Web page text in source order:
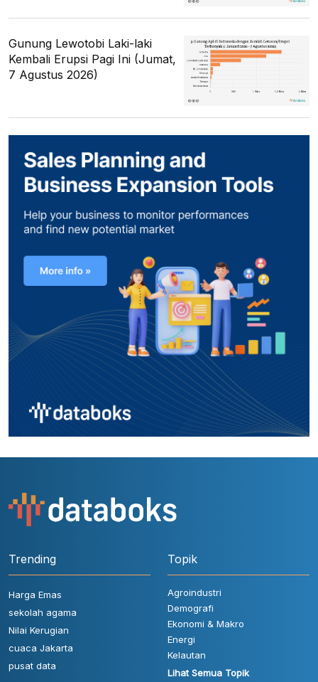
Gunung Lewotobi Laki-laki
Kembali Erupsi Pagi Ini (Jumat,
7 Agustus 2026)
Trending
Harga Emas
sekolah agama
Nilai Kerugian
cuaca Jakarta
pusat data
Topik
Agroindustri
Demografi
Ekonomi & Makro
Energi
Kelautan
Lihat Semua Topik